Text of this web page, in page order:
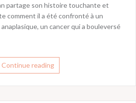
partage son histoire touchante et
comment il a été confronté à un
un cancer qui a bouleversé
Continue reading